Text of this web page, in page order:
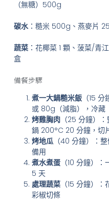
（無糖）500g
碳水：糙米 500g、燕麥片
蔬菜：花椰菜 1 顆、菠菜/青
盒
備餐步驟
煮一大鍋糙米飯（15 分
或 80g（減脂），冷藏
烤雞胸肉（25 分鐘）：
鍋 200°C 20 分鐘，切
烤地瓜（40 分鐘）：
備用
煮水煮蛋（10 分鐘）：
5 天
處理蔬菜（15 分鐘）：
彩椒切條